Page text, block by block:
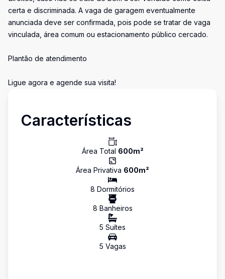
certa e discriminada. A vaga de garagem eventualmente
anunciada deve ser confirmada, pois pode se tratar de vaga
vinculada, área comum ou estacionamento público cercado.
Plantão de atendimento
Ligue agora e agende sua visita!
Características
Área Total 600m²
Área Privativa 600m²
8 Dormitórios
8 Banheiros
5 Suítes
5 Vagas